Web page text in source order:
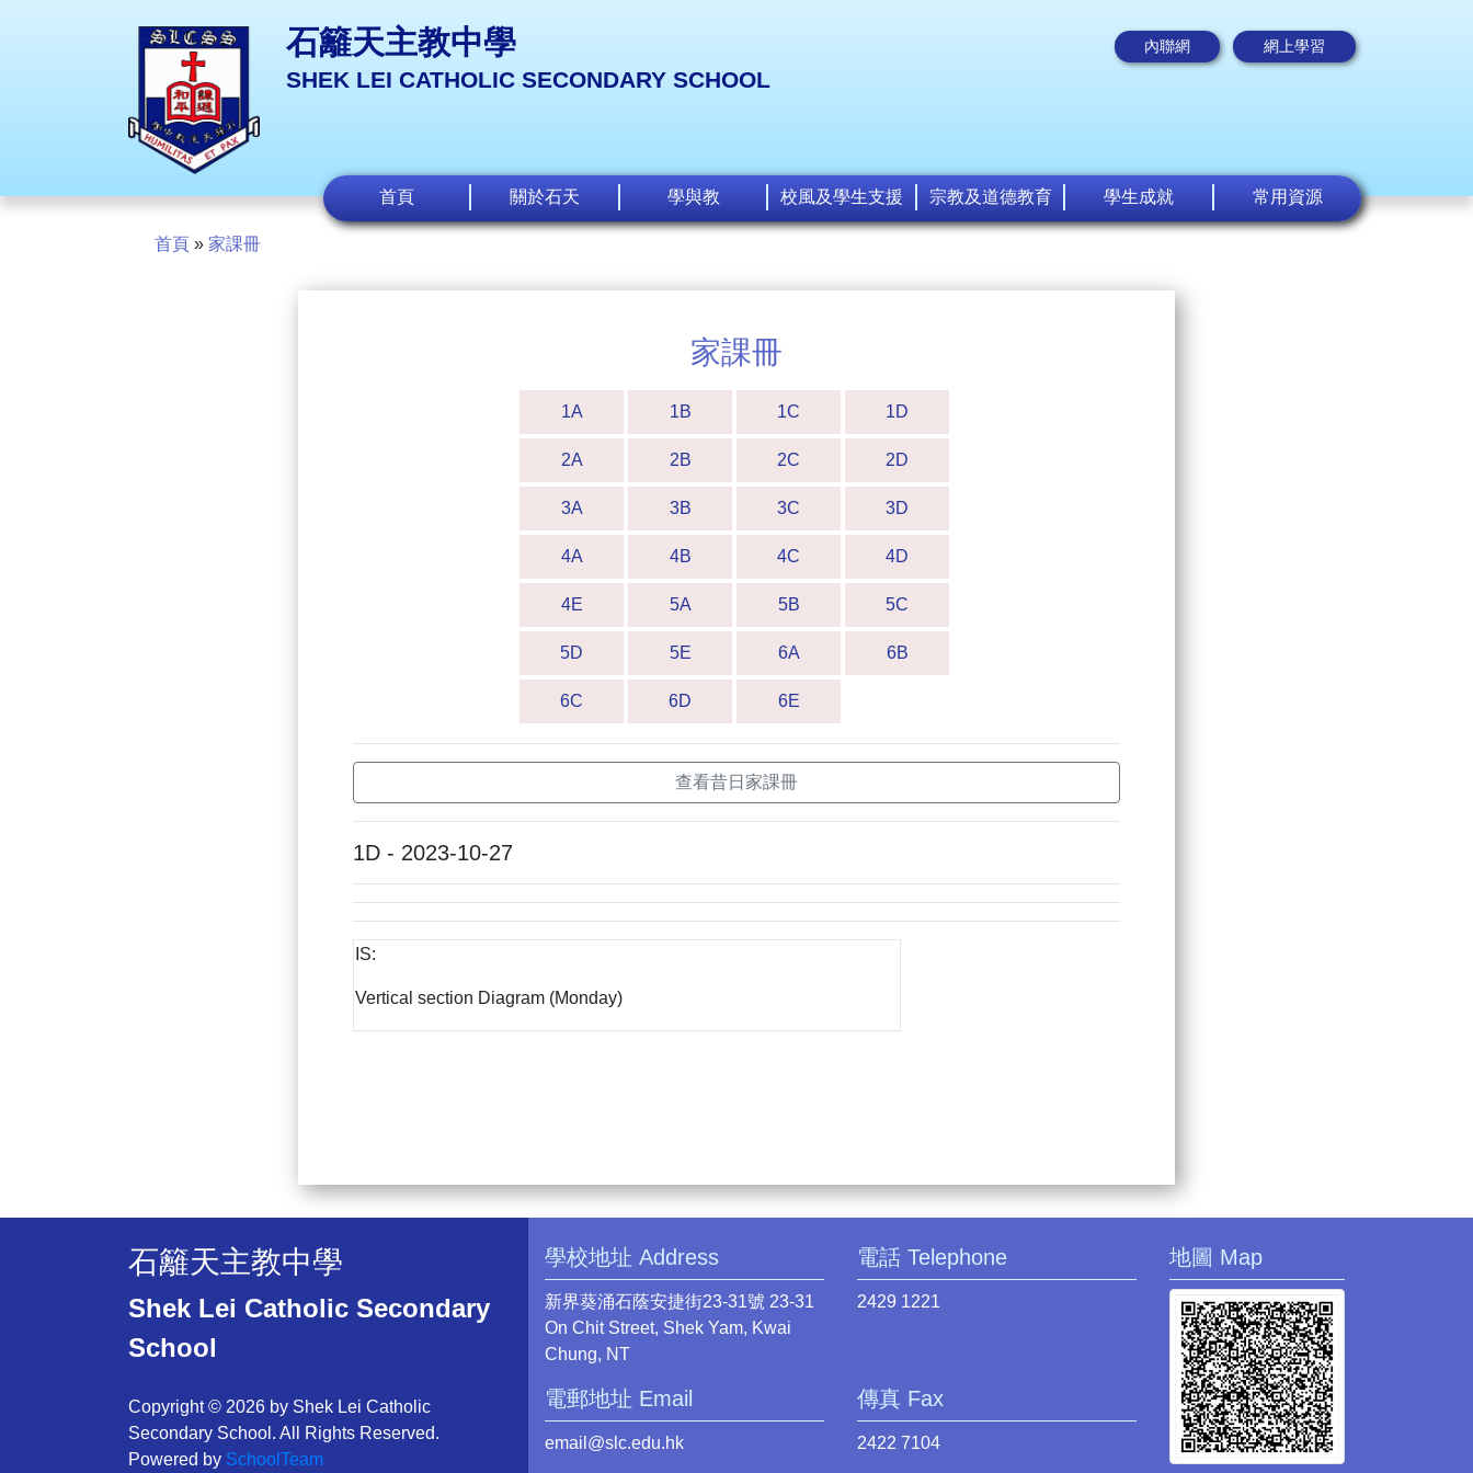
石籬天主教中學
SHEK LEI CATHOLIC SECONDARY SCHOOL
內聯網 網上學習
首頁 關於石天 學與教 校風及學生支援 宗教及道德教育 學生成就 常用資源
首頁 » 家課冊
家課冊
1A 1B 1C 1D
2A 2B 2C 2D
3A 3B 3C 3D
4A 4B 4C 4D
4E 5A 5B 5C
5D 5E 6A 6B
6C 6D 6E
查看昔日家課冊
1D - 2023-10-27
IS:
Vertical section Diagram (Monday)
石籬天主教中學
Shek Lei Catholic Secondary
School
Copyright © 2026 by Shek Lei Catholic
Secondary School. All Rights Reserved.
Powered by SchoolTeam
學校地址 Address
新界葵涌石蔭安捷街23-31號 23-31
On Chit Street, Shek Yam, Kwai
Chung, NT
電話 Telephone
2429 1221
電郵地址 Email
email@slc.edu.hk
傳真 Fax
2422 7104
地圖 Map